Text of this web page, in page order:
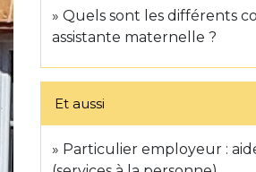
Quels sont les différents
assistante maternelle ?
Et aussi
Particulier employeur :